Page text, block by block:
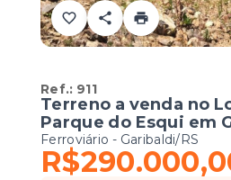
Ref.: 911
Terreno a venda no
Parque do Esqui em
Ferroviário - Garibaldi/RS